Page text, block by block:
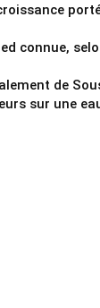
connue,
de
sur une